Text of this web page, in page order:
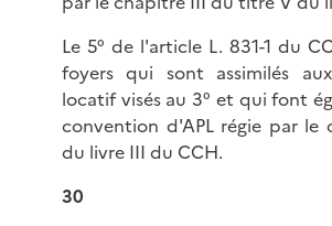
Le 5° de l'article L. 831-1 du
foyers qui sont assimilés
locatif visés au 3° et qui font
convention d'APL régie par
du livre III du CCH.
30